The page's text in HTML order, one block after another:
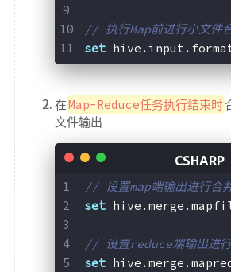
// 执行Map前进行小文件
set
在Map-Reduce任务执行结束时
文件输出
// 设置map端输出进行合
set
// 设置reduce端输出进
set